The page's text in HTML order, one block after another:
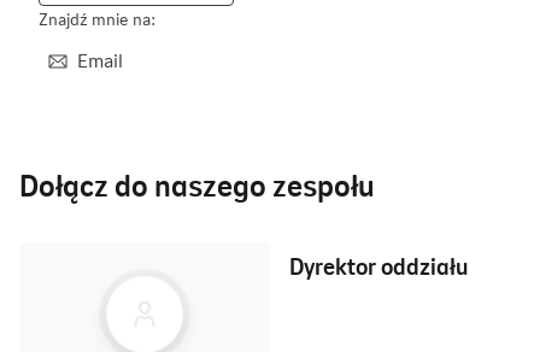
Znajdź mnie na:
Email
Dołącz do naszego zespołu
Dyrektor oddziału